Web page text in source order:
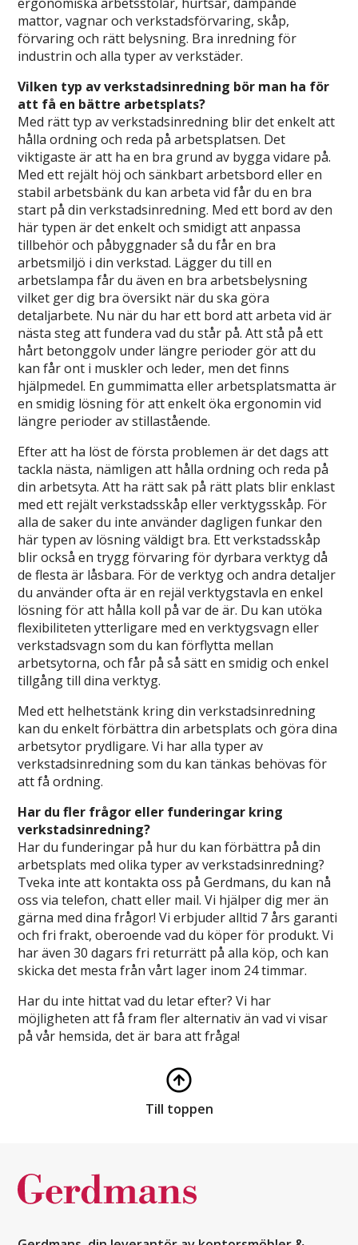
mattor, vagnar och verkstadsförvaring, skåp,
förvaring och rätt belysning. Bra inredning för
industrin och alla typer av verkstäder.
Vilken typ av verkstadsinredning bör man ha för
att få en bättre arbetsplats?
Med rätt typ av verkstadsinredning blir det enkelt att
hålla ordning och reda på arbetsplatsen. Det
viktigaste är att ha en bra grund av bygga vidare på.
Med ett rejält höj och sänkbart arbetsbord eller en
stabil arbetsbänk du kan arbeta vid får du en bra
start på din verkstadsinredning. Med ett bord av den
här typen är det enkelt och smidigt att anpassa
tillbehör och påbyggnader så du får en bra
arbetsmiljö i din verkstad. Lägger du till en
arbetslampa får du även en bra arbetsbelysning
vilket ger dig bra översikt när du ska göra
detaljarbete. Nu när du har ett bord att arbeta vid är
nästa steg att fundera vad du står på. Att stå på ett
hårt betonggolv under längre perioder gör att du
kan får ont i muskler och leder, men det finns
hjälpmedel. En gummimatta eller arbetsplatsmatta är
en smidig lösning för att enkelt öka ergonomin vid
längre perioder av stillastående.
Efter att ha löst de första problemen är det dags att
tackla nästa, nämligen att hålla ordning och reda på
din arbetsyta. Att ha rätt sak på rätt plats blir enklast
med ett rejält verkstadsskåp eller verktygsskåp. För
alla de saker du inte använder dagligen funkar den
här typen av lösning väldigt bra. Ett verkstadsskåp
blir också en trygg förvaring för dyrbara verktyg då
de flesta är låsbara. För de verktyg och andra detaljer
du använder ofta är en rejäl verktygstavla en enkel
lösning för att hålla koll på var de är. Du kan utöka
flexibiliteten ytterligare med en verktygsvagn eller
verkstadsvagn som du kan förflytta mellan
arbetsytorna, och får på så sätt en smidig och enkel
tillgång till dina verktyg.
Med ett helhetstänk kring din verkstadsinredning
kan du enkelt förbättra din arbetsplats och göra dina
arbetsytor prydligare. Vi har alla typer av
verkstadsinredning som du kan tänkas behövas för
att få ordning.
Har du fler frågor eller funderingar kring
verkstadsinredning?
Har du funderingar på hur du kan förbättra på din
arbetsplats med olika typer av verkstadsinredning?
Tveka inte att kontakta oss på Gerdmans, du kan nå
oss via telefon, chatt eller mail. Vi hjälper dig mer än
gärna med dina frågor! Vi erbjuder alltid 7 års garanti
och fri frakt, oberoende vad du köper för produkt. Vi
har även 30 dagars fri returrätt på alla köp, och kan
skicka det mesta från vårt lager inom 24 timmar.
Har du inte hittat vad du letar efter? Vi har
möjligheten att få fram fler alternativ än vad vi visar
på vår hemsida, det är bara att fråga!
Till toppen